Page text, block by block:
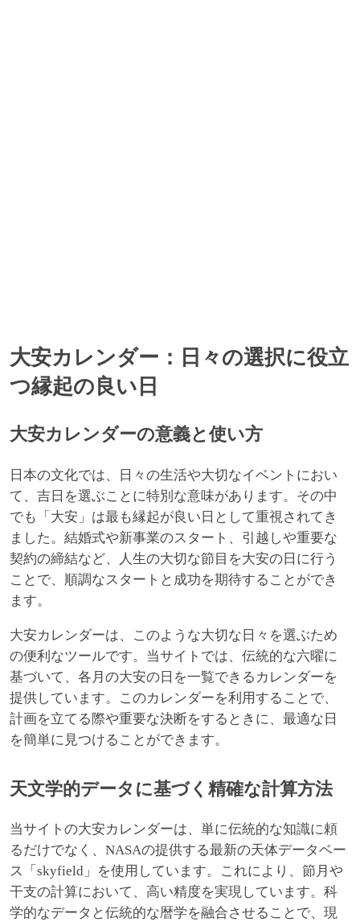
大安カレンダー：日々の選択に役立
つ縁起の良い日
大安カレンダーの意義と使い方
日本の文化では、日々の生活や大切なイベントにおい
て、吉日を選ぶことに特別な意味があります。その中
でも「大安」は最も縁起が良い日として重視されてき
ました。結婚式や新事業のスタート、引越しや重要な
契約の締結など、人生の大切な節目を大安の日に行う
ことで、順調なスタートと成功を期待することができ
ます。
大安カレンダーは、このような大切な日々を選ぶため
の便利なツールです。当サイトでは、伝統的な六曜に
基づいて、各月の大安の日を一覧できるカレンダーを
提供しています。このカレンダーを利用することで、
計画を立てる際や重要な決断をするときに、最適な日
を簡単に見つけることができます。
天文学的データに基づく精確な計算方法
当サイトの大安カレンダーは、単に伝統的な知識に頼
るだけでなく、NASAの提供する最新の天体データベー
ス「skyfield」を使用しています。これにより、節月や
干支の計算において、高い精度を実現しています。科
学的なデータと伝統的な暦学を融合させることで、現